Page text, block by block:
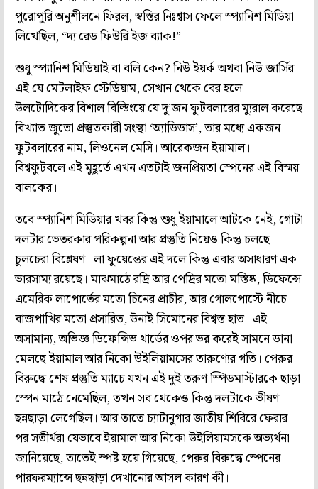
পুরোপুরি অনুশীলনে ফিরল, স্বস্তির নিঃশ্বাস ফেলে স্প্যানিশ মিডিয়া
লিখেছিল, “দ্য রেড ফিউরি ইজ ব্যাক!”
শুধু স্প্যানিশ মিডিয়াই বা বলি কেন? নিউ ইয়র্ক অথবা নিউ জার্সির
এই যে মেটলাইফ স্টেডিয়াম, সেখান থেকে বের হলে
উলটোদিকের বিশাল বিল্ডিংয়ে যে দু’জন ফুটবলারের ম্যুরাল করেছে
বিখ্যাত জুতো প্রস্তুতকারী সংস্থা ‘অ্যাডিডাস’, তার মধ্যে একজন
ফুটবলারের নাম, লিওনেল মেসি। আরেকজন ইয়ামাল।
বিশ্বফুটবলে এই মুহূর্তে এখন এতটাই জনপ্রিয়তা স্পেনের এই বিস্ময়
বালকের।
তবে স্প্যানিশ মিডিয়ার খবর কিন্তু শুধু ইয়ামালে আটকে নেই, গোটা
দলটার ভেতরকার পরিকল্পনা আর প্রস্তুতি নিয়েও কিন্তু চলছে
চুলচেরা বিশ্লেষণ। লা ফুয়েন্তের এই দলে কিন্তু এবার অসাধারণ এক
ভারসাম্য রয়েছে। মাঝমাঠে রদ্রি আর পেদ্রির মতো মস্তিষ্ক, ডিফেন্সে
এমেরিক লাপোর্তের মতো চিনের প্রাচীর, আর গোলপোস্টে নীচে
বাজপাখির মতো প্রসারিত, উনাই সিমোনের বিশ্বস্ত হাত। এই
অসামান্য, অভিজ্ঞ ডিফেন্সিভ থার্ডের ওপর ভর করেই সামনে ডানা
মেলছে ইয়ামাল আর নিকো উইলিয়ামসের তারুণ্যের গতি। পেরুর
বিরুদ্ধে শেষ প্রস্তুতি ম্যাচে যখন এই দুই তরুণ স্পিডমাস্টারকে ছাড়া
স্পেন মাঠে নেমেছিল, তখন সব থেকেও কিন্তু দলটাকে ভীষণ
ছন্নছাড়া লেগেছিল। আর তাতে চ্যাটানুগার জাতীয় শিবিরে ফেরার
পর সতীর্থরা যেভাবে ইয়ামাল আর নিকো উইলিয়ামসকে অভ্যর্থনা
জানিয়েছে, তাতেই স্পষ্ট হয়ে গিয়েছে, পেরুর বিরুদ্ধে স্পেনের
পারফরম্যান্সে ছন্নছাড়া দেখানোর আসল কারণ কী।